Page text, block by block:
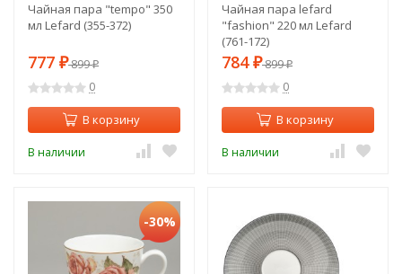
Чайная пара "tempo" 350
мл Lefard (355-372)
777 ₽899₽
0
В корзину
В наличии
Чайная пара lefard
"fashion" 220 мл Lefard
(761-172)
784 ₽899₽
0
В корзину
В наличии
-30%